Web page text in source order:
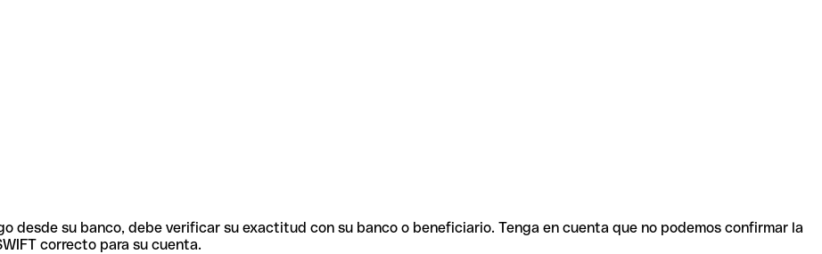
desde su banco, debe verificar su exactitud con su banco o beneficiario. Tenga en cuenta que no podemos confirmar la
correcto para su cuenta.